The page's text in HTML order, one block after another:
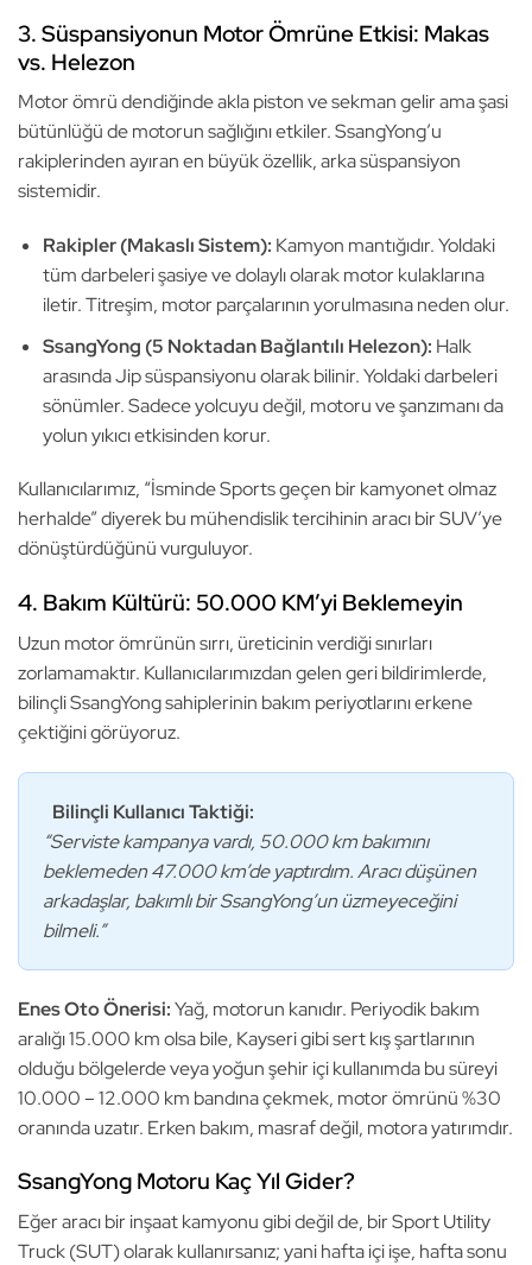
3. Süspansiyonun Motor Ömrüne Etkisi: Makas
vs. Helezon
Motor ömrü dendiğinde akla piston ve sekman gelir ama şasi
bütünlüğü de motorun sağlığını etkiler. SsangYong’u
rakiplerinden ayıran en büyük özellik, arka süspansiyon
sistemidir.
Rakipler (Makaslı Sistem): Kamyon mantığıdır. Yoldaki
tüm darbeleri şasiye ve dolaylı olarak motor kulaklarına
iletir. Titreşim, motor parçalarının yorulmasına neden olur.
SsangYong (5 Noktadan Bağlantılı Helezon): Halk
arasında Jip süspansiyonu olarak bilinir. Yoldaki darbeleri
sönümler. Sadece yolcuyu değil, motoru ve şanzımanı da
yolun yıkıcı etkisinden korur.
Kullanıcılarımız, “İsminde Sports geçen bir kamyonet olmaz
herhalde” diyerek bu mühendislik tercihinin aracı bir SUV’ye
dönüştürdüğünü vurguluyor.
4. Bakım Kültürü: 50.000 KM’yi Beklemeyin
Uzun motor ömrünün sırrı, üreticinin verdiği sınırları
zorlamamaktır. Kullanıcılarımızdan gelen geri bildirimlerde,
bilinçli SsangYong sahiplerinin bakım periyotlarını erkene
çektiğini görüyoruz.
Bilinçli Kullanıcı Taktiği:
“Serviste kampanya vardı, 50.000 km bakımını
beklemeden 47.000 km’de yaptırdım. Aracı düşünen
arkadaşlar, bakımlı bir SsangYong’un üzmeyeceğini
bilmeli.”
Enes Oto Önerisi:Yağ, motorun kanıdır. Periyodik bakım
aralığı 15.000 km olsa bile, Kayseri gibi sert kış şartlarının
olduğu bölgelerde veya yoğun şehir içi kullanımda bu süreyi
10.000 – 12.000 km bandına çekmek, motor ömrünü %30
oranında uzatır. Erken bakım, masraf değil, motora yatırımdır.
SsangYong Motoru Kaç Yıl Gider?
Eğer aracı bir inşaat kamyonu gibi değil de, bir Sport Utility
Truck (SUT) olarak kullanırsanız; yani hafta içi işe, hafta sonu